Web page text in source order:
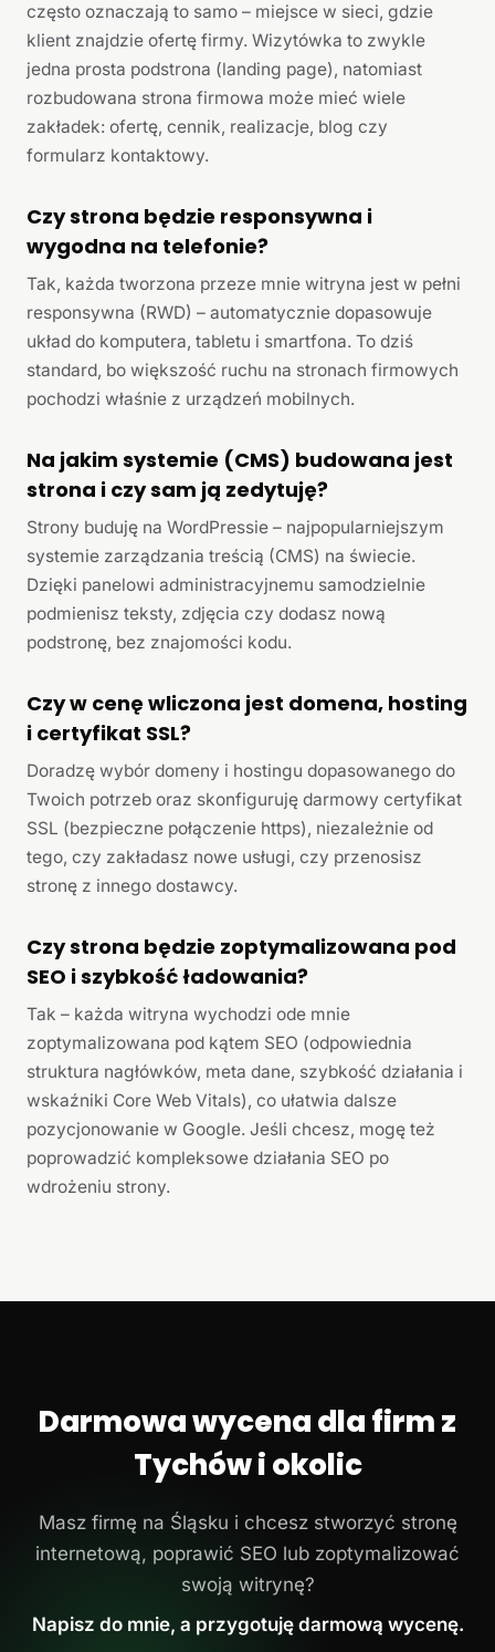
często oznaczają to samo – miejsce w sieci, gdzie
klient znajdzie ofertę firmy. Wizytówka to zwykle
jedna prosta podstrona (landing page), natomiast
rozbudowana strona firmowa może mieć wiele
zakładek: ofertę, cennik, realizacje, blog czy
formularz kontaktowy.
Czy strona będzie responsywna i
wygodna na telefonie?
Tak, każda tworzona przeze mnie witryna jest w pełni
responsywna (RWD) – automatycznie dopasowuje
układ do komputera, tabletu i smartfona. To dziś
standard, bo większość ruchu na stronach firmowych
pochodzi właśnie z urządzeń mobilnych.
Na jakim systemie (CMS) budowana jest
strona i czy sam ją zedytuję?
Strony buduję na WordPressie – najpopularniejszym
systemie zarządzania treścią (CMS) na świecie.
Dzięki panelowi administracyjnemu samodzielnie
podmienisz teksty, zdjęcia czy dodasz nową
podstronę, bez znajomości kodu.
Czy w cenę wliczona jest domena, hosting
i certyfikat SSL?
Doradzę wybór domeny i hostingu dopasowanego do
Twoich potrzeb oraz skonfiguruję darmowy certyfikat
SSL (bezpieczne połączenie https), niezależnie od
tego, czy zakładasz nowe usługi, czy przenosisz
stronę z innego dostawcy.
Czy strona będzie zoptymalizowana pod
SEO i szybkość ładowania?
Tak – każda witryna wychodzi ode mnie
zoptymalizowana pod kątem SEO (odpowiednia
struktura nagłówków, meta dane, szybkość działania i
wskaźniki Core Web Vitals), co ułatwia dalsze
pozycjonowanie w Google. Jeśli chcesz, mogę też
poprowadzić kompleksowe działania SEO po
wdrożeniu strony.
Darmowa wycena dla firm z
Tychów i okolic
Masz firmę na Śląsku i chcesz stworzyć stronę
internetową, poprawić SEO lub zoptymalizować
swoją witrynę?
Napisz do mnie, a przygotuję darmową wycenę.